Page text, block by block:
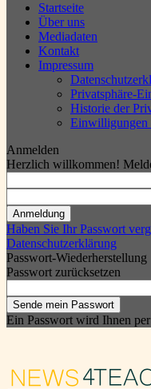
Startseite
Über uns
Mediadaten
Kontakt
Impressum
Privatsphäre-
Historie der
Einwilligungen
Anmelden
Herzlich willkommen!
Haben Sie Ihr Passwort
Datenschutzerklärung
Passwort-Wiederherstellung
Passwort zurücksetzen
Ein Passwort wird Ihnen